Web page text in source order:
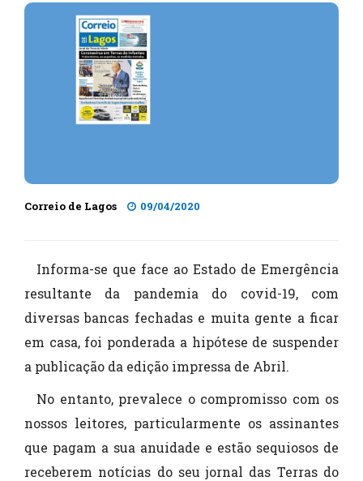
Correio de Lagos 09/04/2020
Informa-se que face ao Estado de Emergência
resultante da pandemia do covid-19, com
diversas bancas fechadas e muita gente a ficar
em casa, foi ponderada a hipótese de suspender
a publicação da edição impressa de Abril.
No entanto, prevalece o compromisso com os
nossos leitores, particularmente os assinantes
que pagam a sua anuidade e estão sequiosos de
receberem notícias do seu jornal das Terras do